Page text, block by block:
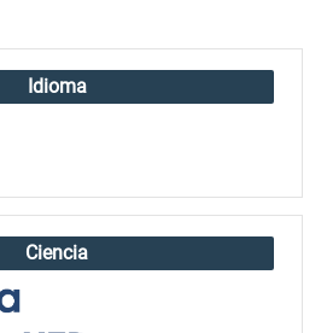
Idioma
Ciencia